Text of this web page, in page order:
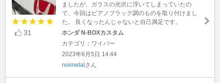
31
ましたが、ガラスの光沢に浮いてしまっていたの
で、今回はピアノブラック調のものを取り付けまし
た。 良くなったんじゃないと自己満足です。
ホンダ N-BOXカスタム
カテゴリ：ワイパー
2023年6月5日 14:44
noimetalさん